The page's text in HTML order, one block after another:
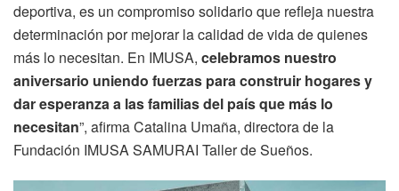
deportiva, es un compromiso solidario que refleja nuestra
determinación por mejorar la calidad de vida de quienes
más lo necesitan. En IMUSA, celebramos nuestro
aniversario uniendo fuerzas para construir hogares y
dar esperanza a las familias del país que más lo
necesitan”, afirma Catalina Umaña, directora de la
Fundación IMUSA SAMURAI Taller de Sueños.